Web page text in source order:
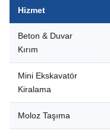
Hizmet
Beton & Duvar
Kırım
Mini Ekskavatör
Kiralama
Moloz Taşıma